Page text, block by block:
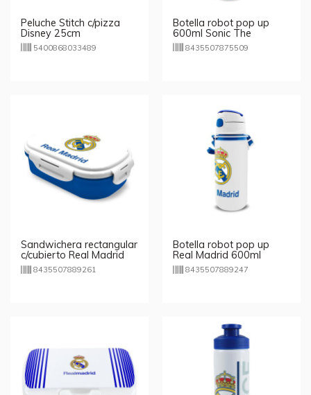
Peluche Stitch c/pizza
Disney 25cm
5400868033489
Botella robot pop up
600ml Sonic The
Hedgehog
8435507875509
Sandwichera rectangular
c/cubierto Real Madrid
8435507889261
Botella robot pop up
Real Madrid 600ml
8435507889247